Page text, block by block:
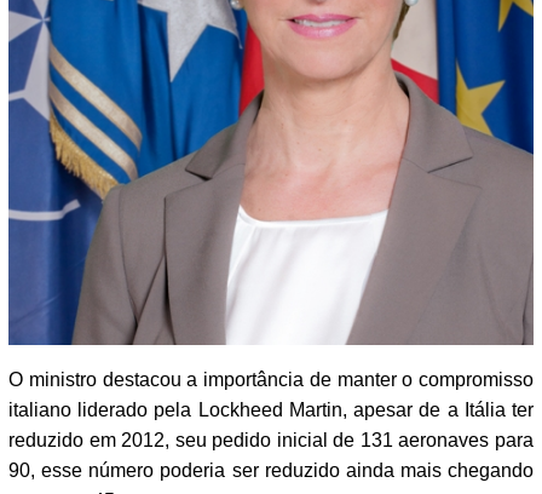
O ministro destacou a importância de manter o compromisso
italiano liderado pela Lockheed Martin, apesar de a Itália ter
reduzido em 2012, seu pedido inicial de 131 aeronaves para
90, esse número poderia ser reduzido ainda mais chegando